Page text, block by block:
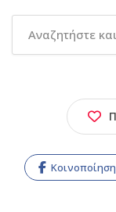
Κοινοποίηση